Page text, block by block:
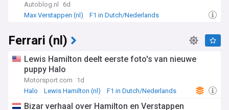
Autoblog.nl
6d
Max Verstappen (nl)
F1 in Dutch/Nederlands
Ferrari (nl)
Lewis Hamilton deelt eerste foto's van nieuwe
puppy Halo
Motorsport.com
1d
Halo
Lewis Hamilton (nl) F1 in Dutch/Nederlands
Bizar verhaal over Hamilton en Verstappen